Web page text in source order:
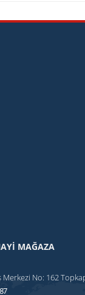
MAĞAZA
No: 162